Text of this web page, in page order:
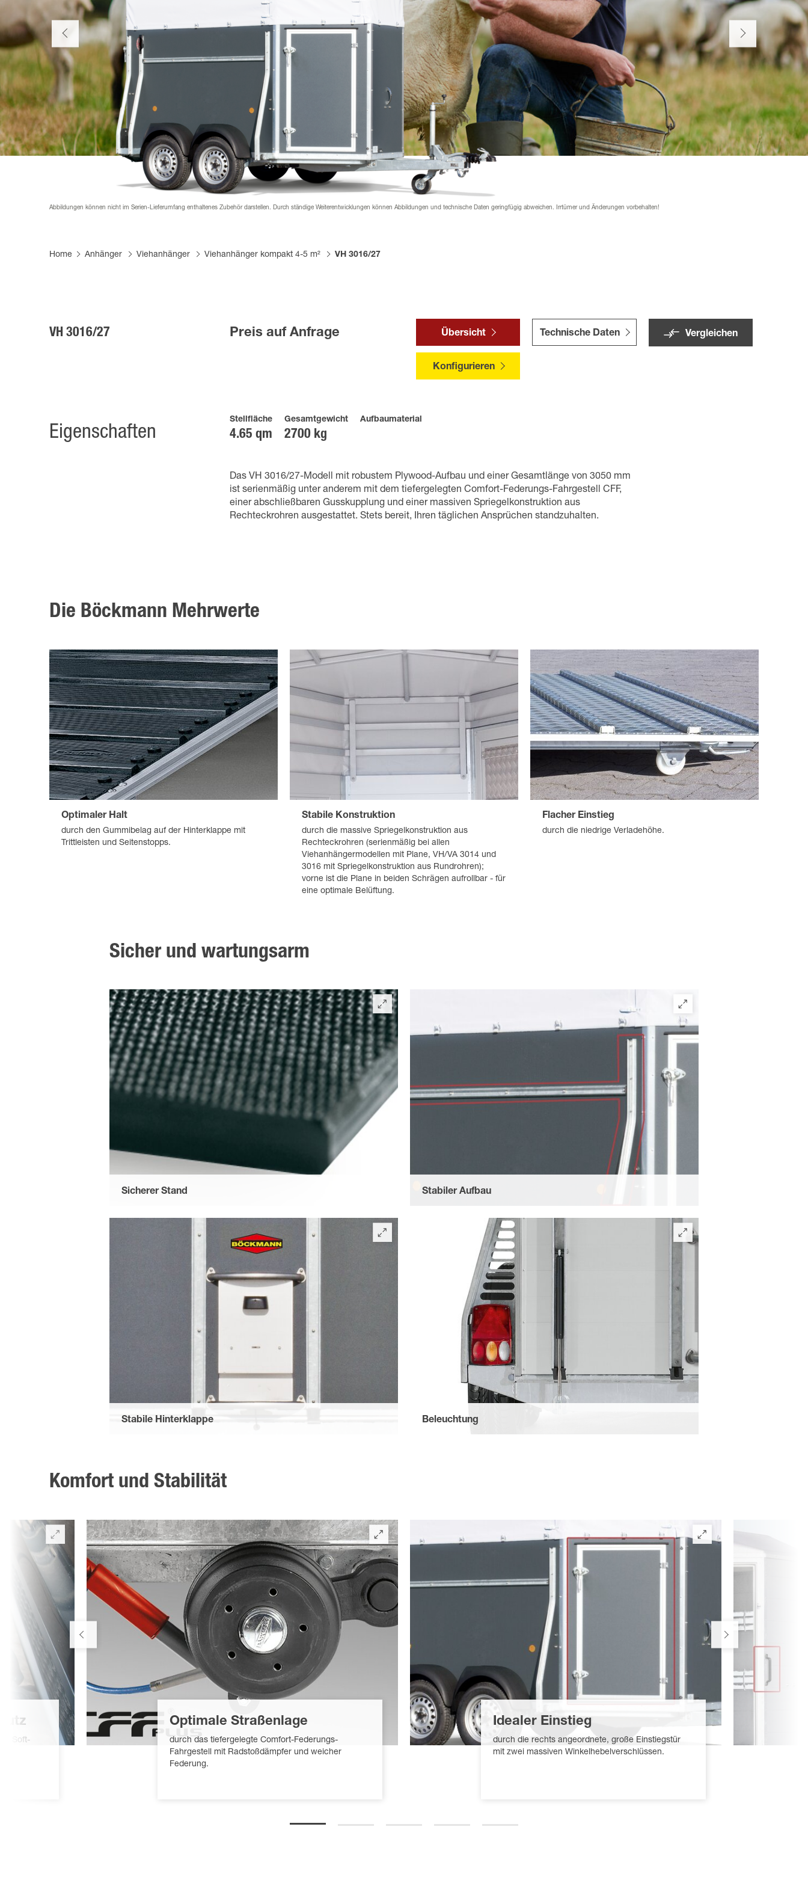
Produktfinder
Mautfrei Anhänger fahren Infomaterial & Downloads
Pferdeanhänger Versicherung
FAQs
Planen & Beklebung
Karriere
Händler werden
Lieferant werden
Abbildungen können nicht im Serien-Lieferumfang enthaltenes Zubehör darstellen. Durch ständige Weiterentwicklungen können Abbildungen und technische Daten geringfügig abweichen. Irrtümer und Änderungen vorbehalten!
Home Anhänger Viehanhänger Viehanhänger kompakt 4-5 m² VH 3016/27
VH 3016/27 Preis auf Anfrage Übersicht Technische Daten Vergleichen
Konfigurieren
Eigenschaften
Stellfläche
4.65 qm
Gesamtgewicht
2700 kg
Aufbaumaterial
Das VH 3016/27-Modell mit robustem Plywood-Aufbau und einer Gesamtlänge von 3050 mm
ist serienmäßig unter anderem mit dem tiefergelegten Comfort-Federungs-Fahrgestell CFF,
einer abschließbaren Gusskupplung und einer massiven Spriegelkonstruktion aus
Rechteckrohren ausgestattet. Stets bereit, Ihren täglichen Ansprüchen standzuhalten.
Die Böckmann Mehrwerte
Optimaler Halt
durch den Gummibelag auf der Hinterklappe mit
Trittleisten und Seitenstopps.
Stabile Konstruktion
durch die massive Spriegelkonstruktion aus
Rechteckrohren (serienmäßig bei allen
Viehanhängermodellen mit Plane, VH/VA 3014 und
3016 mit Spriegelkonstruktion aus Rundrohren);
vorne ist die Plane in beiden Schrägen aufrollbar - für
eine optimale Belüftung.
Flacher Einstieg
durch die niedrige Verladehöhe.
Sicher und wartungsarm
Sicherer Stand Stabiler Aufbau
Seitenstreben (beides rot markiert); VA 3520 P und VA 4520 P mit
umlaufenden Stahlprofilstreben.
Stabile Hinterklappe Beleuchtung
Komfort und Stabilität
Soft-
Optimale Straßenlage
durch das tiefergelegte Comfort-Federungs-
Fahrgestell mit Radstoßdämpfer und weicher
Federung.
Idealer Einstieg
durch die rechts angeordnete, große Einstiegstür
mit zwei massiven Winkelhebelverschlüssen.